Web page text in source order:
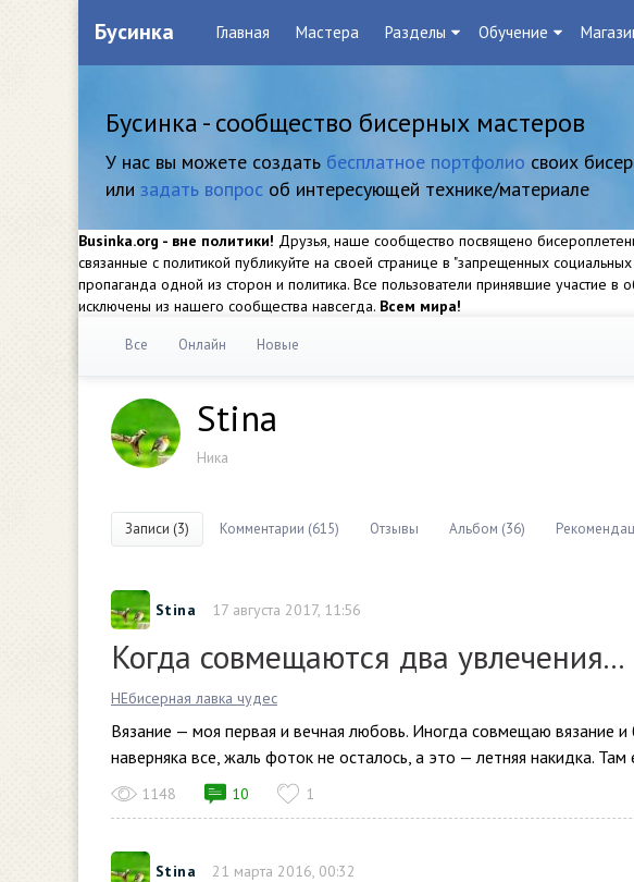
Бусинка Главная Мастера Разделы Обучение
Бусинка - сообщество бисерных мастеров
У нас вы можете создать бесплатное портфолио своих
или задать вопрос об интересующей технике/материале
Businka.org - вне политики! Друзья, наше сообщество посвящено
связанные с политикой публикуйте на своей странице в "запрещенных
пропаганда одной из сторон и политика. Все пользователи принявшие
исключены из нашего сообщества навсегда. Всем мира!
Все Онлайн Новые
Stina
Ника
Записи (3) Комментарии (615) Отзывы Альбом (36)
Stina 17 августа 2017, 11:56
Когда совмещаются два увлечения...
НЕбисерная лавка чудес
Вязание — моя первая и вечная любовь. Иногда совмещаю вязание и
наверняка все, жаль фоток не осталось, а это — летняя накидка. Там
1148 10 1
Stina 21 марта 2016, 00:32